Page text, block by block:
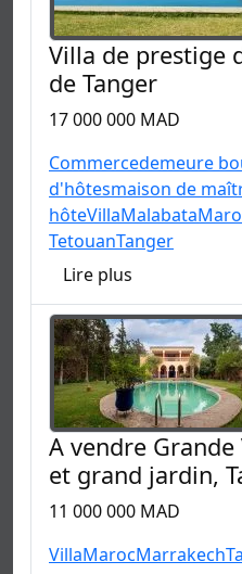
Villa de prestige
de Tanger
17 000 000 MAD
Commercedemeure
d'hôtesmaison de
hôteVillaMalabata
TetouanTanger
Lire plus
A vendre
et grand jardin,
11 000 000 MAD
VillaMarocMarrakech